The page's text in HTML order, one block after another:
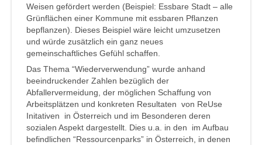
Weisen gefördert werden (Beispiel: Essbare Stadt – alle
Grünflächen einer Kommune mit essbaren Pflanzen
bepflanzen). Dieses Beispiel wäre leicht umzusetzen
und würde zusätzlich ein ganz neues
gemeinschaftliches Gefühl schaffen.
Das Thema “Wiederverwendung” wurde anhand
beeindruckender Zahlen bezüglich der
Abfallervermeidung, der möglichen Schaffung von
Arbeitsplätzen und konkreten Resultaten von ReUse
Initativen in Österreich und im Besonderen deren
sozialen Aspekt dargestellt. Dies u.a. in den im Aufbau
befindlichen “Ressourcenparks” in Österreich, in denen